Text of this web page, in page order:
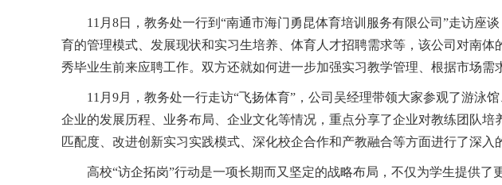
11月8日，教务处一行到“南通市海门勇昆体育培训服务有限公司”走访
育的管理模式、发展现状和实习生培养、体育人才招聘需求等，该公司对南
秀毕业生前来应聘工作。双方还就如何进一步加强实习教学管理、根据市场需
11月9月，教务处一行走访“飞扬体育”，公司吴经理带领大家参观了游泳
企业的发展历程、业务布局、企业文化等情况，重点分享了企业对教练团队
匹配度、改进创新实习实践模式、深化校企合作和产教融合等方面进行了深入
高校“访企拓岗”行动是一项长期而又坚定的战略布局，不仅为学生提供